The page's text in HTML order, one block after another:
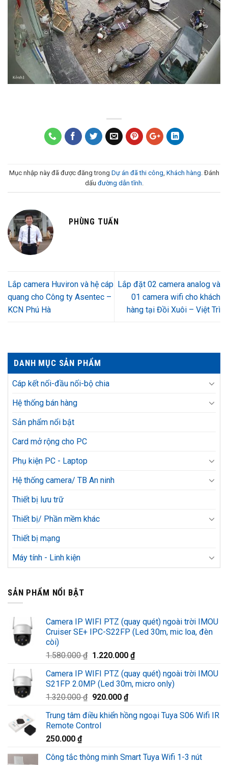
Mục nhập này đã được đăng trong Dự án đã thi công Khách hàng . Đánh
dấu đường dẫn tĩnh
PHÙNG TUẤN
Lắp camera Huviron và hệ cáp
quang cho Công ty Asentec –
KCN Phú Hà
Lắp đặt 02 camera analog và
01 camera wifi cho khách
hàng tại Đồi Xuôi – Việt Trì
DANH MỤC SẢN PHẨM
Cáp kết nối-đầu nối-bộ chia
Hệ thống bán hàng
Sản phẩm nổi bật
Card mở rộng cho PC
Phụ kiện PC - Laptop
Hệ thống camera/ TB An ninh
Thiết bị lưu trữ
Thiết bị/ Phần mềm khác
Thiết bị mạng
Máy tính - Linh kiện
SẢN PHẨM NỔI BẬT
Camera IP WIFI PTZ (quay quét) ngoài trời IMOU
Cruiser SE+ IPC-S22FP (Led 30m, mic loa, đèn
còi)
1.580.000₫ Giá
là:
1.580.000 ₫.
1.220.000 ₫Giá
tại
là:
Camera IP WIFI PTZ (quay quét) ngoài trời IMOU
S21FP 2.0MP (Led 30m, micro only)
1.320.000₫ Giá
là:
1.320.000 ₫.
920.000 ₫Giá
tại
Trung tâm điều khiển hồng ngoại Tuya S06 Wifi IR
Remote Control
250.000 ₫
Công tắc thông minh Smart Tuya Wifi 1-3 nút